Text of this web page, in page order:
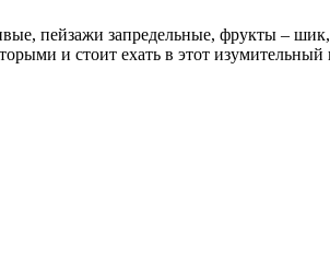
пейзажи запредельные, фрукты –
и стоит ехать в этот изумительный